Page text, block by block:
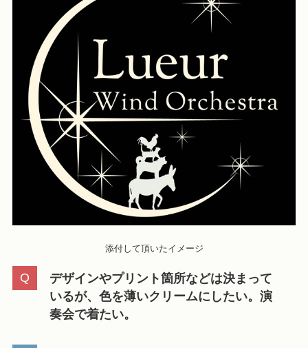
添付して頂いたイメージ
デザインやプリント箇所などは決まって
いるが、色を薄いクリームにしたい。演
奏会で着たい。